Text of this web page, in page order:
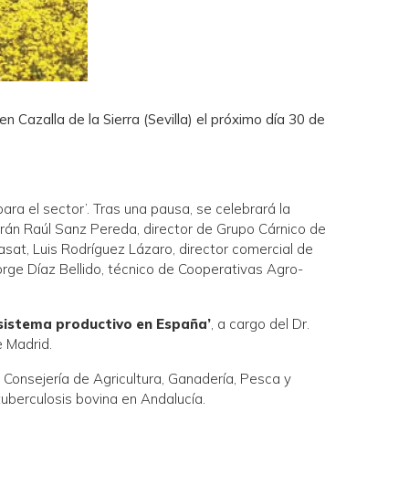
en Cazalla de la Sierra (Sevilla) el próximo día 30 de
el sector’. Tras una pausa, se celebrará la
Raúl Sanz Pereda, director de Grupo Cárnico de
Luis Rodríguez Lázaro, director comercial de
Díaz Bellido, técnico de Cooperativas Agro-
productivo en España’, a cargo del Dr.
Madrid.
de Agricultura, Ganadería, Pesca y
bovina en Andalucía.